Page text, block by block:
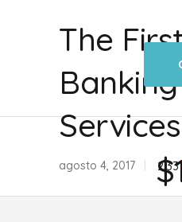
The
Banking
Services
agosto 4, 2017 2.33